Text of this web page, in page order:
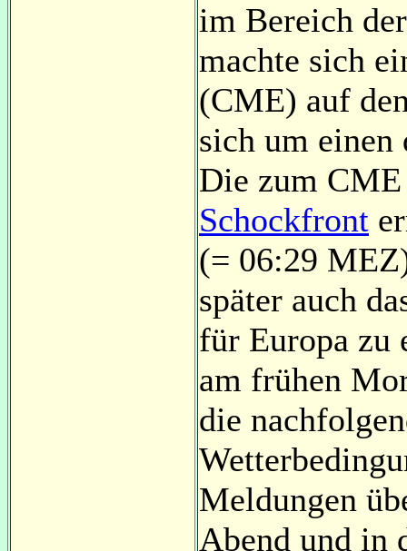
im Bereich
machte sich
(CME) auf
sich um
Die zum CME
Schockfront
(= 06:29
später auch
für Europa zu
am frühen
die
Meldungen
Abend und in